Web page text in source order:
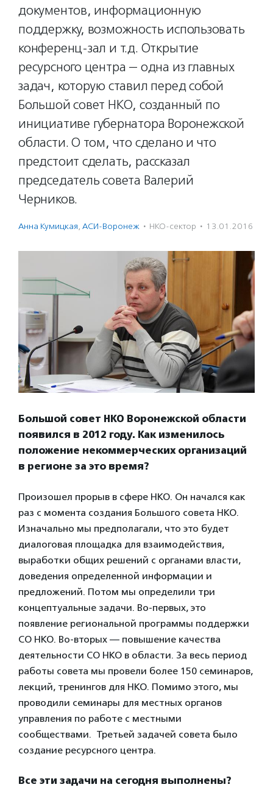
документов, информационную
поддержку, возможность использовать
конференц-зал и т.д. Открытие
ресурсного центра — одна из главных
задач, которую ставил перед собой
Большой совет НКО, созданный по
инициативе губернатора Воронежской
области. О том, что сделано и что
предстоит сделать, рассказал
председатель совета Валерий
Черников.
Анна Кумицкая, АСИ-Воронеж · НКО-сектор · 13.01.2016
Большой совет НКО Воронежской области
появился в 2012 году. Как изменилось
положение некоммерческих организаций
в регионе за это время?
Произошел прорыв в сфере НКО. Он начался как
раз с момента создания Большого совета НКО.
Изначально мы предполагали, что это будет
диалоговая площадка для взаимодействия,
выработки общих решений с органами власти,
доведения определенной информации и
предложений. Потом мы определили три
концептуальные задачи. Во-первых, это
появление региональной программы поддержки
СО НКО. Во-вторых — повышение качества
деятельности СО НКО в области. За весь период
работы совета мы провели более 150 семинаров,
лекций, тренингов для НКО. Помимо этого, мы
проводили семинары для местных органов
управления по работе с местными
сообществами. Третьей задачей совета было
создание ресурсного центра.
Все эти задачи на сегодня выполнены?